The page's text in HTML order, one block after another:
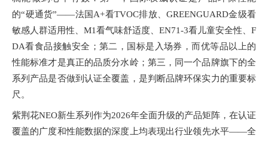
的“硬通货”——法国A+看TVOC排放、GREENGUARD金级看
敏感人群适用性、M1看气味舒适度、EN71-3看儿童安全性、F
DA看食品接触安全；第二，国标是入场券，而优等品以上的
性能标准才是真正的品质分水岭；第三，同一个品牌旗下的全
系列产品是否做到认证全覆盖，是判断品牌环保实力的重要标
尺。
紫荆花NEO新生系列作为2026年全面升级的产品矩阵，在认证
覆盖的广度和性能数据的深度上均表现出行业领先水平——全